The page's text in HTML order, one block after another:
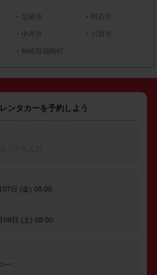
・ 尼崎市 ・ 明石市
・ 伊丹市 ・ 川西市
・ 神崎郡福崎町
レンタカーを予約しよう
07日 (金) 08:00
08日 (土) 08:00
ー